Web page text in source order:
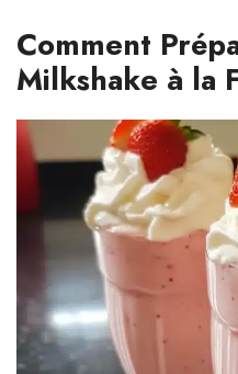
Comment
Milkshake à la